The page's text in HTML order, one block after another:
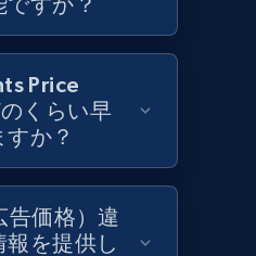
name, Price,
Description, and
Price
くらい早
すか？
告価格）違
報を提供し